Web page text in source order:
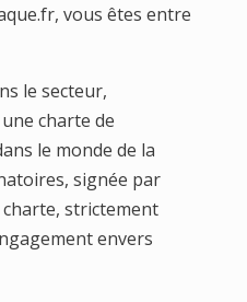
vous êtes entre
le secteur,
charte de
le monde de la
signée par
strictement
envers